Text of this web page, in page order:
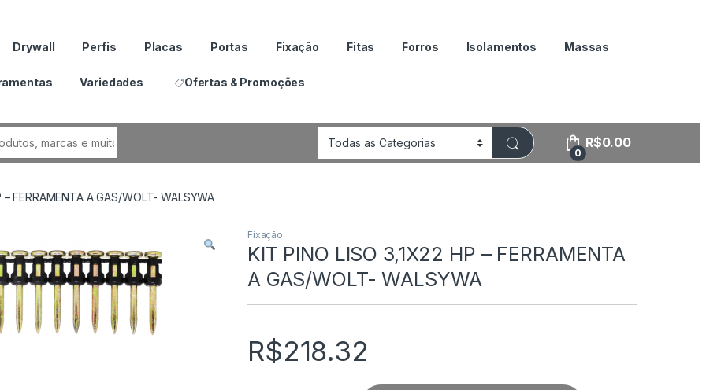
Drywall Perfis Placas Portas Fixação Fitas Forros Isolamentos Massas
Variedades Ofertas & Promoções
0
R$0.00
FERRAMENTA A GAS/WOLT- WALSYWA
Fixação
KIT PINO LISO 3,1X22 HP – FERRAMENTA
A GAS/WOLT- WALSYWA
R$218.32